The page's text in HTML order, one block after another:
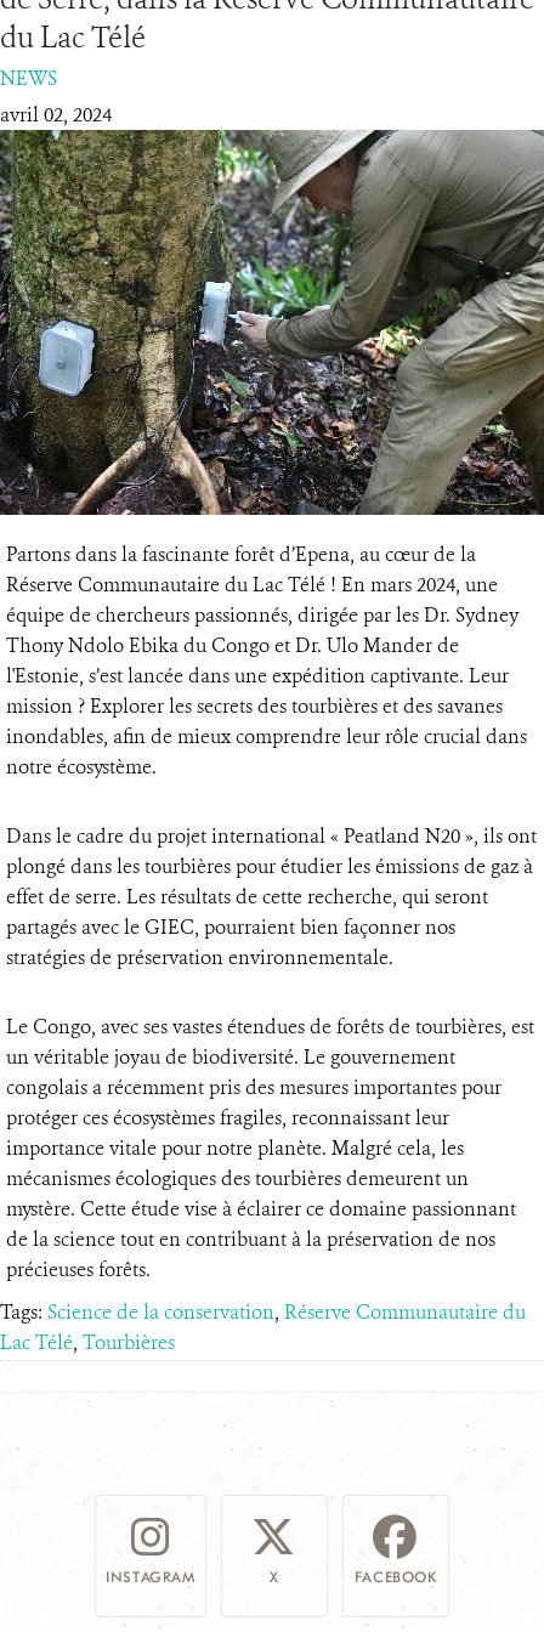
du Lac Télé
NEWS
avril 02, 2024
Partons dans la fascinante forêt d’Epena, au cœur de la
Réserve Communautaire du Lac Télé ! En mars 2024, une
équipe de chercheurs passionnés, dirigée par les Dr. Sydney
Thony Ndolo Ebika du Congo et Dr. Ulo Mander de
l'Estonie, s’est lancée dans une expédition captivante. Leur
mission ? Explorer les secrets des tourbières et des savanes
inondables, afin de mieux comprendre leur rôle crucial dans
notre écosystème.
Dans le cadre du projet international « Peatland N20 », ils ont
plongé dans les tourbières pour étudier les émissions de gaz à
effet de serre. Les résultats de cette recherche, qui seront
partagés avec le GIEC, pourraient bien façonner nos
stratégies de préservation environnementale.
Le Congo, avec ses vastes étendues de forêts de tourbières, est
un véritable joyau de biodiversité. Le gouvernement
congolais a récemment pris des mesures importantes pour
protéger ces écosystèmes fragiles, reconnaissant leur
importance vitale pour notre planète. Malgré cela, les
mécanismes écologiques des tourbières demeurent un
mystère. Cette étude vise à éclairer ce domaine passionnant
de la science tout en contribuant à la préservation de nos
précieuses forêts.
Tags: Science de la conservation, Réserve Communautaire du
Lac Télé, Tourbières
INSTAGRAM X FACEBOOK